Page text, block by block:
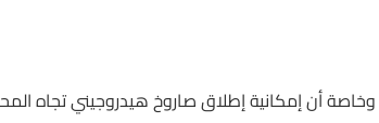
أن إمكانية إطلاق صاروخ هيدروجيني تجاه